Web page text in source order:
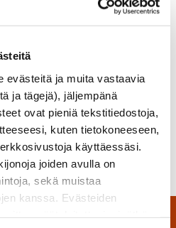
evästeitä ja muita vastaavia
ja tägejä), jäljempänä
ovat pieniä tekstitiedostoja,
kuten tietokoneeseen,
käyttäessäsi.
joiden avulla on
sekä muistaa
kanssa. Evästeiden
saakka. Käytämme
jotka kestävät
Asennamme lauteet,
pitävästi ja turvallisesti,
ja huoletonta.